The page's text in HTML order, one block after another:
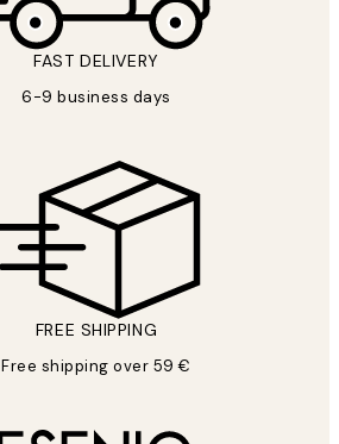
FAST DELIVERY
6-9 business days
FREE SHIPPING
Free shipping over 59 €